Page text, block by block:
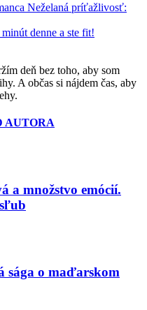
Neželaná príťažlivosť:
denne a ste fit!
deň bez toho, aby som
A občas si nájdem čas, aby
AUTORA
a množstvo emócií.
sága o maďarskom